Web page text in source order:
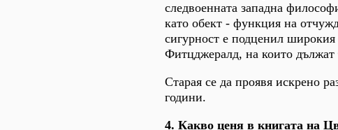
следвоенната западна
като обект - функция на
сигурност е подценил
Фитцджералд, на които дължат
Старая се да проявя искрено
години.
4. Какво ценя в книгата на